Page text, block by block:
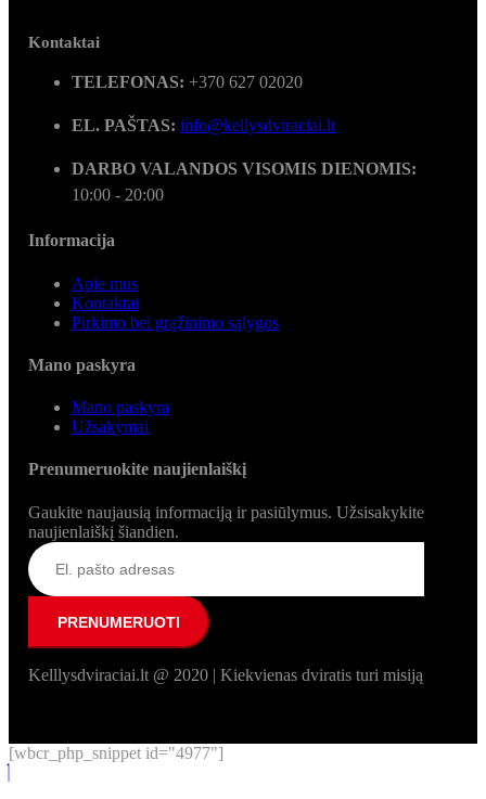
Kontaktai
TELEFONAS: +370 627 02020
EL. PAŠTAS: info@kellysdviraciai.lt
DARBO VALANDOS VISOMIS DIENOMIS:
10:00 - 20:00
Informacija
Apie mus
Kontaktai
Pirkimo bei grąžinimo sąlygos
Mano paskyra
Mano paskyra
Užsakymai
Prenumeruokite naujienlaiškį
Gaukite naujausią informaciją ir pasiūlymus. Užsisakykite
naujienlaiškį šiandien.
Kelllysdviraciai.lt @ 2020 | Kiekvienas dviratis turi misiją
[wbcr_php_snippet id="4977"]